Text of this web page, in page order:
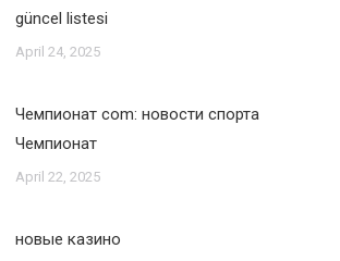
güncel listesi
April 24, 2025
Чемпионат com: новости спорта
Чемпионат
April 22, 2025
новые казино